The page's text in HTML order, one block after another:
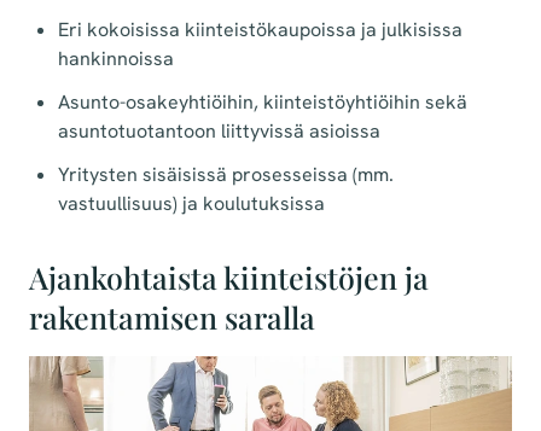
Eri kokoisissa kiinteistökaupoissa ja julkisissa
hankinnoissa
Asunto-osakeyhtiöihin, kiinteistöyhtiöihin sekä
asuntotuotantoon liittyvissä asioissa
Yritysten sisäisissä prosesseissa (mm.
vastuullisuus) ja koulutuksissa
Ajankohtaista kiinteistöjen ja
rakentamisen saralla